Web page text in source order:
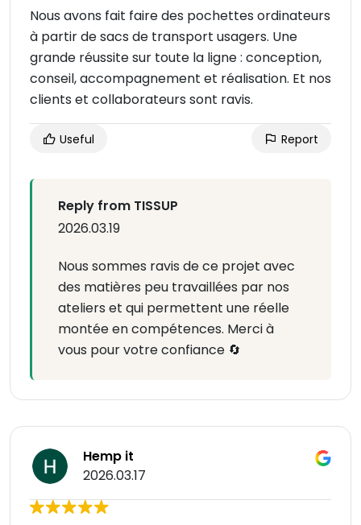
Nous avons fait faire des pochettes ordinateurs
à partir de sacs de transport usagers. Une
grande réussite sur toute la ligne : conception,
conseil, accompagnement et réalisation. Et nos
clients et collaborateurs sont ravis.
Useful Report
Reply from TISSUP
2026.03.19
Nous sommes ravis de ce projet avec
des matières peu travaillées par nos
ateliers et qui permettent une réelle
montée en compétences. Merci à
vous pour votre confiance 🔄
Hemp it
2026.03.17